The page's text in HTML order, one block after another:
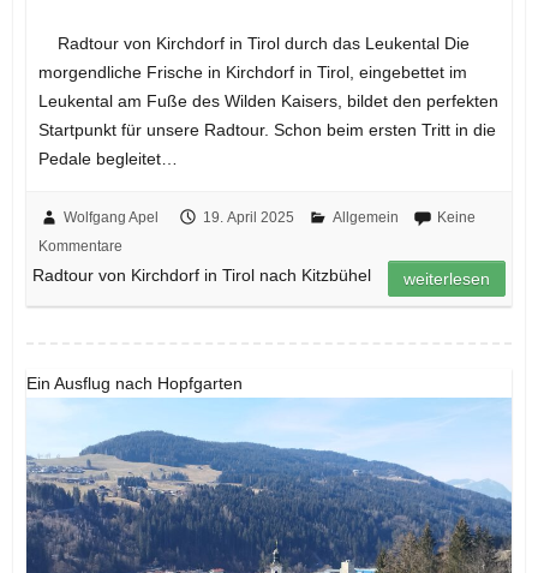
Radtour von Kirchdorf in Tirol durch das Leukental Die
morgendliche Frische in Kirchdorf in Tirol, eingebettet im
Leukental am Fuße des Wilden Kaisers, bildet den perfekten
Startpunkt für unsere Radtour. Schon beim ersten Tritt in die
Pedale begleitet…
Wolfgang Apel 19. April 2025 Allgemein
Keine
Kommentare
Radtour von Kirchdorf in Tirol nach Kitzbühel weiterlesen
Ein Ausflug nach Hopfgarten